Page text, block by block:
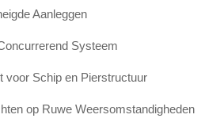
Aanleggen
Systeem
voor Schip en Pierstructuur
op Ruwe Weersomstandigheden